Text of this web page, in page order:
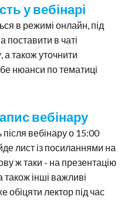
у вебінарі
в режимі онлайн, під
поставити в чаті
а також уточнити
нюанси по тематиці
вебінару
вебінару о 15:00
лист із посиланнями на
ж таки - на презентацію
також інші важливі
обіцяти лектор під час